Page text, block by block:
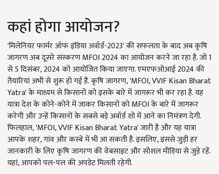
कहां होगा आयोजन?
'मिलेनियर फार्मर ऑफ इंडिया अवॉर्ड-2023' की सफलता के बाद अब कृषि
जागरण अब दूसरे संस्करण MFOI 2024 का आयोजन करने जा रहा है. जो 1
से 5 दिसंबर, 2024 को आयोजित किया जाएगा. एमएफओआई 2024 की
तैयारियां अभी से शुरू हो गई हैं. कृषि जागरण, 'MFOI, VVIF Kisan Bharat
Yatra' के माध्यम से किसानों को इसके बारे में जागरूर भी कर रहा है. यह
यात्रा देश के कोने-कोने में जाकर किसानों को MFOI के बारे में जागरूर
करेगी और उन्हें किसानों के सबसे बड़े अवॉर्ड शो में आने का निमंत्रण देगी.
फिलहाल, 'MFOI, VVIF Kisan Bharat Yatra' जारी है और यह यात्रा
आपके शहर, गांव और कस्बे में भी आ सकती है. इसलिए, इससे जुड़ी हर
जानकारी के लिए कृषि जागरण की वेबसाइट और सोशल मीडिया से जुड़े रहें.
यहां, आपको पल-पल की अपडेट मिलती रहेगी.